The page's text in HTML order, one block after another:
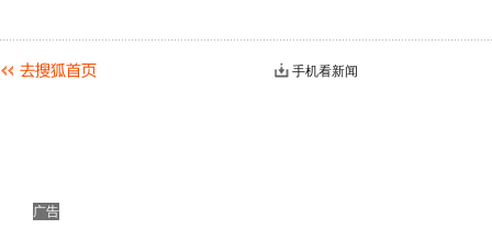
手机看新闻
广告